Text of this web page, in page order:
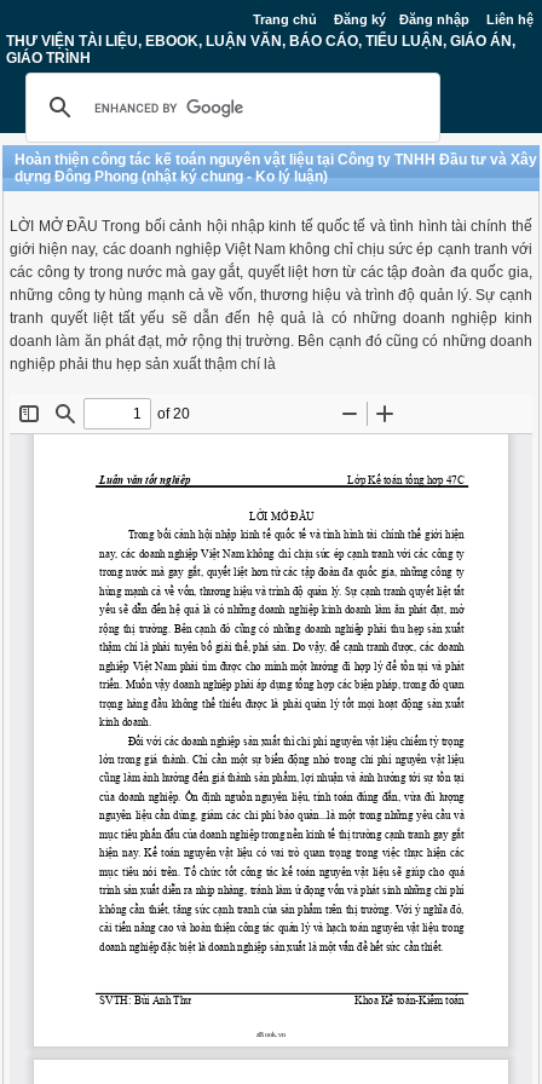
Trang chủ Đăng ký Đăng nhập Liên hệ
THƯ VIỆN TÀI LIỆU, EBOOK, LUẬN VĂN, BÁO CÁO, TIỂU LUẬN, GIÁO ÁN,
GIÁO TRÌNH
Hoàn thiện công tác kế toán nguyên vật liệu tại Công ty TNHH Đầu tư và Xây
dựng Đông Phong (nhật ký chung - Ko lý luận)
LỜI MỞ ĐẦU Trong bối cảnh hội nhập kinh tế quốc tế và tình hình tài chính thế
giới hiện nay, các doanh nghiệp Việt Nam không chỉ chịu sức ép cạnh tranh với
các công ty trong nước mà gay gắt, quyết liệt hơn từ các tập đoàn đa quốc gia,
những công ty hùng mạnh cả về vốn, thương hiệu và trình độ quản lý. Sự cạnh
tranh quyết liệt tất yếu sẽ dẫn đến hệ quả là có những doanh nghiệp kinh
doanh làm ăn phát đạt, mở rộng thị trường. Bên cạnh đó cũng có những doanh
nghiệp phải thu hẹp sản xuất thậm chí là